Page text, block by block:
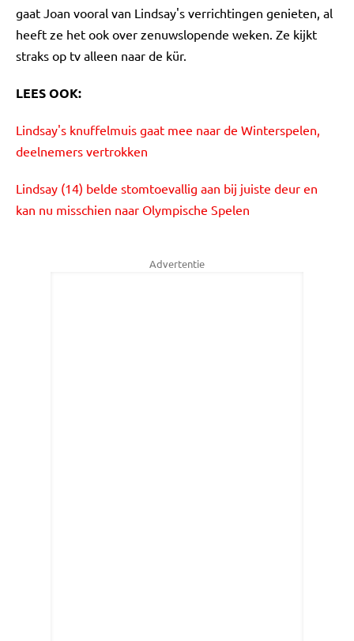
gaat Joan vooral van Lindsay's verrichtingen genieten, al
heeft ze het ook over zenuwslopende weken. Ze kijkt
straks op tv alleen naar de kür.
LEES OOK:
Lindsay's knuffelmuis gaat mee naar de Winterspelen,
deelnemers vertrokken
Lindsay (14) belde stomtoevallig aan bij juiste deur en
kan nu misschien naar Olympische Spelen
Advertentie